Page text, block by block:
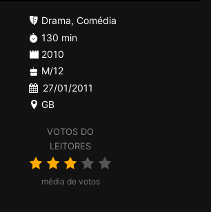
VOTOS DO
LEITORES
média de votos
Drama, Comédia
130 min
2010
M/12
27/01/2011
GB